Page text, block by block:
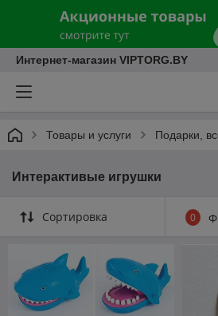
Интернет-магазин VIPTORG.BY
Товары и услуги Подарки,
Интерактивые игрушки
Сортировка 0